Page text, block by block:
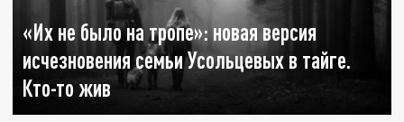
«Их не было на тропе»: новая версия
исчезновения семьи Усольцевых в тайге.
Кто-то жив